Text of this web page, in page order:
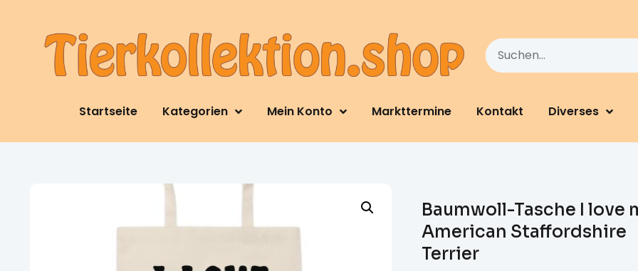
Startseite Kategorien Mein Konto Markttermine Kontakt Diverses
Baumwoll-Tasche I love
American Staffordshire
Terrier